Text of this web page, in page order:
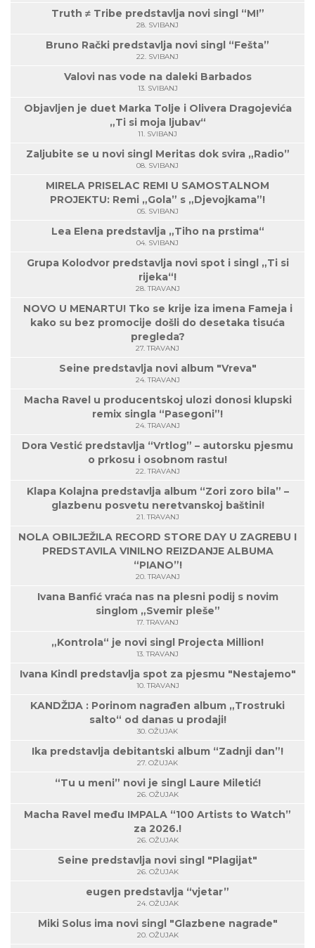
Truth ≠ Tribe predstavlja novi singl “M!”
28. SVIBANJ
Bruno Rački predstavlja novi singl “Fešta”
22. SVIBANJ
Valovi nas vode na daleki Barbados
13. SVIBANJ
Objavljen je duet Marka Tolje i Olivera Dragojevića
„Ti si moja ljubav“
11. SVIBANJ
Zaljubite se u novi singl Meritas dok svira „Radio”
08. SVIBANJ
MIRELA PRISELAC REMI U SAMOSTALNOM
PROJEKTU: Remi „Gola” s „Djevojkama”!
05. SVIBANJ
Lea Elena predstavlja „Tiho na prstima“
04. SVIBANJ
Grupa Kolodvor predstavlja novi spot i singl „Ti si
rijeka“!
28. TRAVANJ
NOVO U MENARTU! Tko se krije iza imena Fameja i
kako su bez promocije došli do desetaka tisuća
pregleda?
27. TRAVANJ
Seine predstavlja novi album "Vreva"
24. TRAVANJ
Macha Ravel u producentskoj ulozi donosi klupski
remix singla “Pasegoni”!
24. TRAVANJ
Dora Vestić predstavlja “Vrtlog” – autorsku pjesmu
o prkosu i osobnom rastu!
22. TRAVANJ
Klapa Kolajna predstavlja album “Zori zoro bila” –
glazbenu posvetu neretvanskoj baštini!
21. TRAVANJ
NOLA OBILJEŽILA RECORD STORE DAY U ZAGREBU I
PREDSTAVILA VINILNO REIZDANJE ALBUMA
“PIANO”!
20. TRAVANJ
Ivana Banfić vraća nas na plesni podij s novim
singlom „Svemir pleše”
17. TRAVANJ
„Kontrola“ je novi singl Projecta Million!
13. TRAVANJ
Ivana Kindl predstavlja spot za pjesmu "Nestajemo"
10. TRAVANJ
KANDŽIJA : Porinom nagrađen album „Trostruki
salto“ od danas u prodaji!
30. OŽUJAK
Ika predstavlja debitantski album “Zadnji dan”!
27. OŽUJAK
“Tu u meni” novi je singl Laure Miletić!
26. OŽUJAK
Macha Ravel među IMPALA “100 Artists to Watch”
za 2026.!
26. OŽUJAK
Seine predstavlja novi singl "Plagijat"
26. OŽUJAK
eugen predstavlja “vjetar”
24. OŽUJAK
Miki Solus ima novi singl "Glazbene nagrade"
20. OŽUJAK